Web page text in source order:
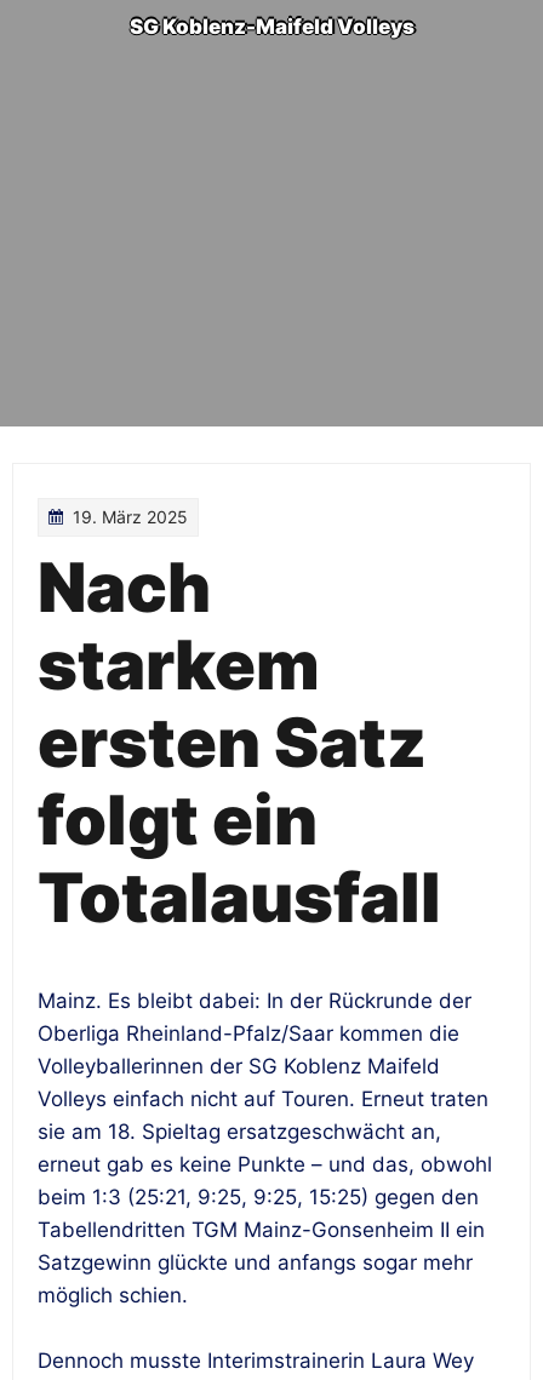
SG Koblenz-Maifeld Volleys
19. März 2025
Nach
starkem
ersten Satz
folgt ein
Totalausfall
Mainz. Es bleibt dabei: In der Rückrunde der
Oberliga Rheinland-Pfalz/Saar kommen die
Volleyballerinnen der SG Koblenz Maifeld
Volleys einfach nicht auf Touren. Erneut traten
sie am 18. Spieltag ersatzgeschwächt an,
erneut gab es keine Punkte – und das, obwohl
beim 1:3 (25:21, 9:25, 9:25, 15:25) gegen den
Tabellendritten TGM Mainz-Gonsenheim II ein
Satzgewinn glückte und anfangs sogar mehr
möglich schien.
Dennoch musste Interimstrainerin Laura Wey